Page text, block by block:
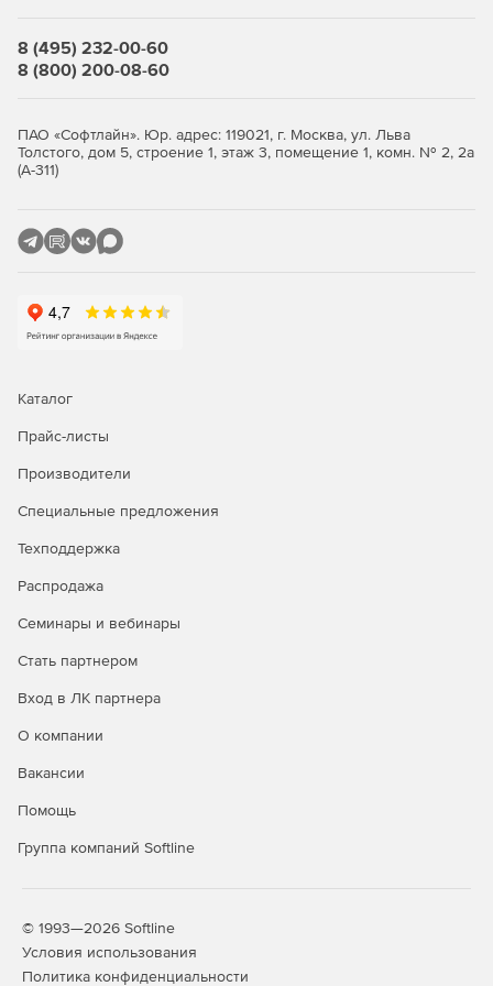
Поддерживает резьбовые и раструбные фитинги от
2000 до 9000 фунтов.
8 (495) 232-00-60
8 (800) 200-08-60
ПАО «Софтлайн». Юр. адрес: 119021, г. Москва, ул. Льва
Толстого, дом 5, строение 1, этаж 3, помещение 1, комн. № 2, 2а
(А-311)
Каталог
Прайс-листы
Производители
Специальные предложения
Техподдержка
Распродажа
Семинары и вебинары
Стать партнером
Вход в ЛК партнера
О компании
Вакансии
Помощь
Группа компаний Softline
© 1993—2026 Softline
Условия использования
Политика конфиденциальности